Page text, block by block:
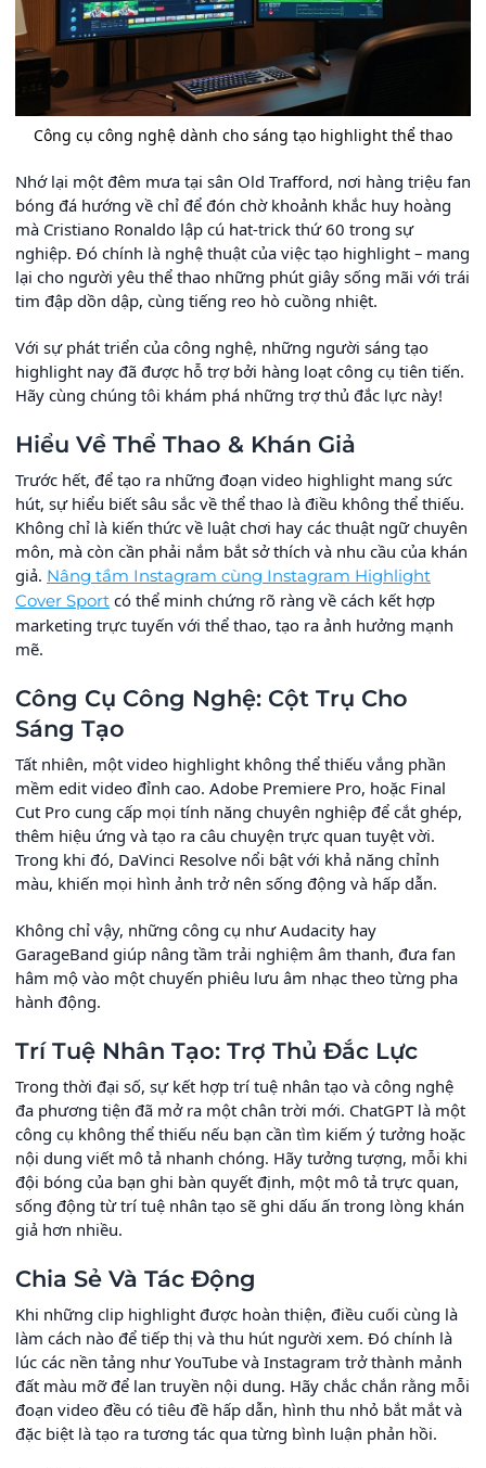
Công cụ công nghệ dành cho sáng tạo highlight thể thao
Nhớ lại một đêm mưa tại sân Old Trafford, nơi hàng triệu fan
bóng đá hướng về chỉ để đón chờ khoảnh khắc huy hoàng
mà Cristiano Ronaldo lập cú hat-trick thứ 60 trong sự
nghiệp. Đó chính là nghệ thuật của việc tạo highlight – mang
lại cho người yêu thể thao những phút giây sống mãi với trái
tim đập dồn dập, cùng tiếng reo hò cuồng nhiệt.
Với sự phát triển của công nghệ, những người sáng tạo
highlight nay đã được hỗ trợ bởi hàng loạt công cụ tiên tiến.
Hãy cùng chúng tôi khám phá những trợ thủ đắc lực này!
Hiểu Về Thể Thao & Khán Giả
Trước hết, để tạo ra những đoạn video highlight mang sức
hút, sự hiểu biết sâu sắc về thể thao là điều không thể thiếu.
Không chỉ là kiến thức về luật chơi hay các thuật ngữ chuyên
môn, mà còn cần phải nắm bắt sở thích và nhu cầu của khán
giả. Nâng tầm Instagram cùng Instagram Highlight
Cover Sport có thể minh chứng rõ ràng về cách kết hợp
marketing trực tuyến với thể thao, tạo ra ảnh hưởng mạnh
mẽ.
Công Cụ Công Nghệ: Cột Trụ Cho
Sáng Tạo
Tất nhiên, một video highlight không thể thiếu vắng phần
mềm edit video đỉnh cao. Adobe Premiere Pro, hoặc Final
Cut Pro cung cấp mọi tính năng chuyên nghiệp để cắt ghép,
thêm hiệu ứng và tạo ra câu chuyện trực quan tuyệt vời.
Trong khi đó, DaVinci Resolve nổi bật với khả năng chỉnh
màu, khiến mọi hình ảnh trở nên sống động và hấp dẫn.
Không chỉ vậy, những công cụ như Audacity hay
GarageBand giúp nâng tầm trải nghiệm âm thanh, đưa fan
hâm mộ vào một chuyến phiêu lưu âm nhạc theo từng pha
hành động.
Trí Tuệ Nhân Tạo: Trợ Thủ Đắc Lực
Trong thời đại số, sự kết hợp trí tuệ nhân tạo và công nghệ
đa phương tiện đã mở ra một chân trời mới. ChatGPT là một
công cụ không thể thiếu nếu bạn cần tìm kiếm ý tưởng hoặc
nội dung viết mô tả nhanh chóng. Hãy tưởng tượng, mỗi khi
đội bóng của bạn ghi bàn quyết định, một mô tả trực quan,
sống động từ trí tuệ nhân tạo sẽ ghi dấu ấn trong lòng khán
giả hơn nhiều.
Chia Sẻ Và Tác Động
Khi những clip highlight được hoàn thiện, điều cuối cùng là
làm cách nào để tiếp thị và thu hút người xem. Đó chính là
lúc các nền tảng như YouTube và Instagram trở thành mảnh
đất màu mỡ để lan truyền nội dung. Hãy chắc chắn rằng mỗi
đoạn video đều có tiêu đề hấp dẫn, hình thu nhỏ bắt mắt và
đặc biệt là tạo ra tương tác qua từng bình luận phản hồi.